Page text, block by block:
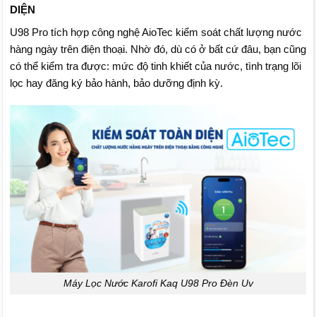
DIỆN
U98 Pro tích hợp công nghệ AioTec kiểm soát chất lượng nước
hàng ngày trên điện thoại. Nhờ đó, dù có ở bất cứ đâu, bạn cũng
có thể kiểm tra được: mức độ tinh khiết của nước, tình trạng lõi
lọc hay đăng ký bảo hành, bảo dưỡng định kỳ.
Máy Lọc Nước Karofi Kaq U98 Pro Đèn Uv